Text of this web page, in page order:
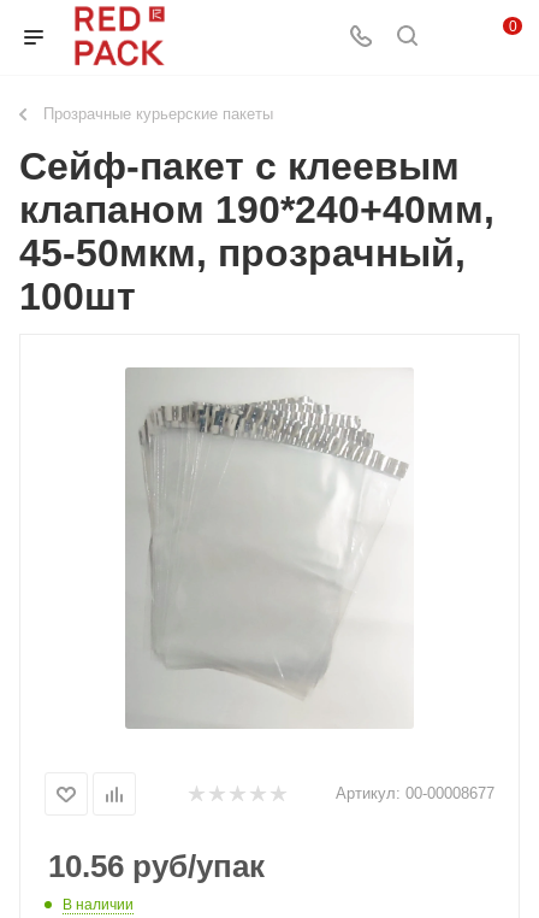
0
Прозрачные курьерские пакеты
Сейф-пакет с клеевым
клапаном 190*240+40мм,
45-50мкм, прозрачный,
100шт
Артикул: 00-00008677
10.56 руб/упак
В наличии